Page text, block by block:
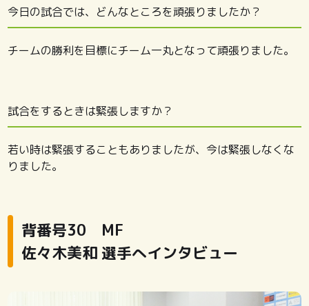
今日の試合では、どんなところを頑張りましたか？
チームの勝利を目標にチーム一丸となって頑張りました。
試合をするときは緊張しますか？
若い時は緊張することもありましたが、今は緊張しなくな
りました。
背番号30 MF
佐々木美和 選手へインタビュー